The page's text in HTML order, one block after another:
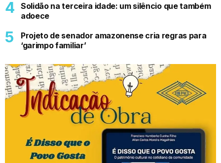
Solidão na terceira idade: um silêncio que também
adoece
Projeto de senador amazonense cria regras para
‘garimpo familiar’